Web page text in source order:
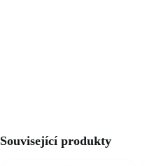
Související produkty